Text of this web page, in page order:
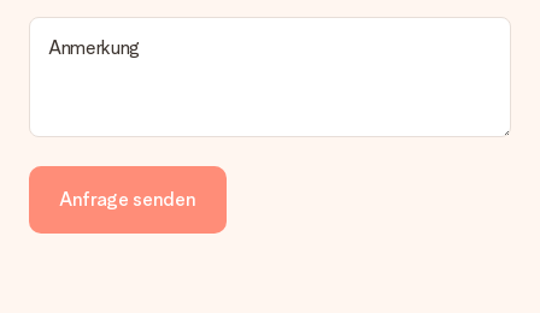
Anmerkung
Anfrage senden